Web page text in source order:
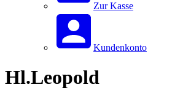
Zur Kasse
Kundenkonto
Hl.Leopold